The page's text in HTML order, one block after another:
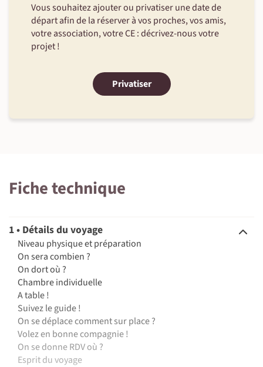
Vous souhaitez ajouter ou privatiser une date de
départ afin de la réserver à vos proches, vos amis,
votre association, votre CE : décrivez-nous votre
projet !
Privatiser
Fiche technique
1 • Détails du voyage
Niveau physique et préparation
On sera combien ?
On dort où ?
Chambre individuelle
A table !
Suivez le guide !
On se déplace comment sur place ?
Volez en bonne compagnie !
On se donne RDV où ?
Esprit du voyage